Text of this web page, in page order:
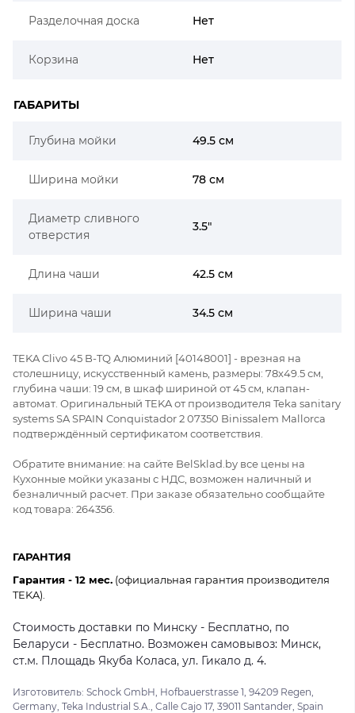
Разделочная доска Нет
Корзина Нет
ГАБАРИТЫ
Глубина мойки 49.5 см
Ширина мойки 78 см
Диаметр сливного
отверстия
3.5"
Длина чаши 42.5 см
Ширина чаши 34.5 см
TEKA Clivo 45 B-TQ Алюминий [40148001] - врезная на
столешницу, искусственный камень, размеры: 78x49.5 см,
глубина чаши: 19 см, в шкаф шириной от 45 см, клапан-
автомат. Оригинальный TEKA от производителя Teka sanitary
systems SA SPAIN Conquistador 2 07350 Binissalem Mallorca
подтверждённый сертификатом соответствия.
Обратите внимание: на сайте BelSklad.by все цены на
Кухонные мойки указаны с НДС, возможен наличный и
безналичный расчет. При заказе обязательно сообщайте
код товара: 264356.
ГАРАНТИЯ
Гарантия - 12 мес. (официальная гарантия производителя
TEKA).
Стоимость доставки по Минску - Бесплатно, по
Беларуси - Бесплатно. Возможен самовывоз: Минск,
ст.м. Площадь Якуба Коласа, ул. Гикало д. 4.
Изготовитель: Schock GmbH, Hofbauerstrasse 1, 94209 Regen,
Germany, Teka Industrial S.A., Calle Cajo 17, 39011 Santander, Spain